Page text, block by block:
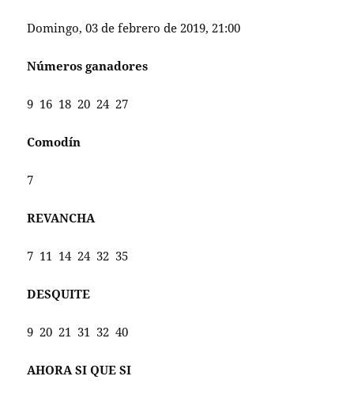
Domingo, 03 de febrero de 2019, 21:00
Números ganadores
9 16 18 20 24 27
Comodín
7
REVANCHA
7 11 14 24 32 35
DESQUITE
9 20 21 31 32 40
AHORA SI QUE SI